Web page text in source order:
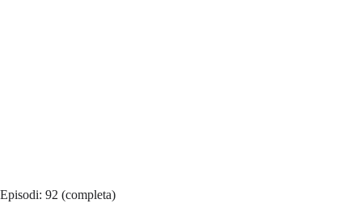
Episodi: 92 (completa)